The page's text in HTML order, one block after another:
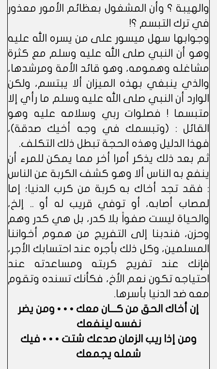
والهيبة ؟ وأن المشغول بعظائم الأمور معذور
في ترك التبسم ؟!
وجوابها سهل ميسور على من يسره الله عليه
وهو أن النبي صلى الله عليه وسلم مع كثرة
مشاغله وهمومه، وهو قائد الأمة ومرشدها،
والذي ينبغي بهذه الميزان ألا يبتسم، ولكن
الوارد أن النبي صلى الله عليه وسلم ما رأي إلا
متبسما ! فصلوات ربي وسلامه عليه وهو
القائل : (وتبسمك في وجه أخيك صدقة)،
فهذا الدليل وهذه الحجة تبطل ذلك التكلف.
ثم بعد ذلك يذكر أمرا أخر مما يمكن للمرء أن
ينفع به الناس ألا وهو كشف الكربة عن الناس
: فقد تجد أخاك به كربة من كرب الدنيا؛ إما
لمصاب أصابه، أو توفي قريب له أو .. إلخ،
والحياة ليست صفواً بلا كدر، بل هي كدر وهم
وحزن، فندبنا إلى التفريج من هموم أخواننا
المسلمين، وكل ذلك بأجره عند احتسابك الأجر،
فإنك عند تفريج كربته ومساعدته عند
احتياجه تكون نعم الأخ، فكأنك تسنده وتقوم
معه ضد الدنيا بأسرها.
إن أخاك الحق من كـــان معك • • • ومن يضر
نفسه لينفعك
ومن إذا ريب الزمان صدعك شتت • • • فيك
شمله يجمعك